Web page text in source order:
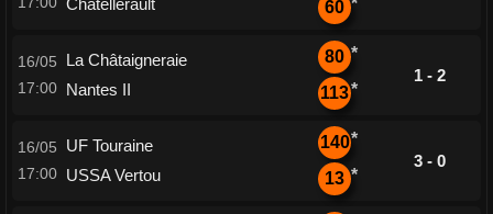
Châtellerault
60 *
16/05
17:00
La Châtaigneraie
Nantes II
80 *
113*
1 - 2
16/05
17:00
UF Touraine
USSA Vertou
140*
13 *
3 - 0